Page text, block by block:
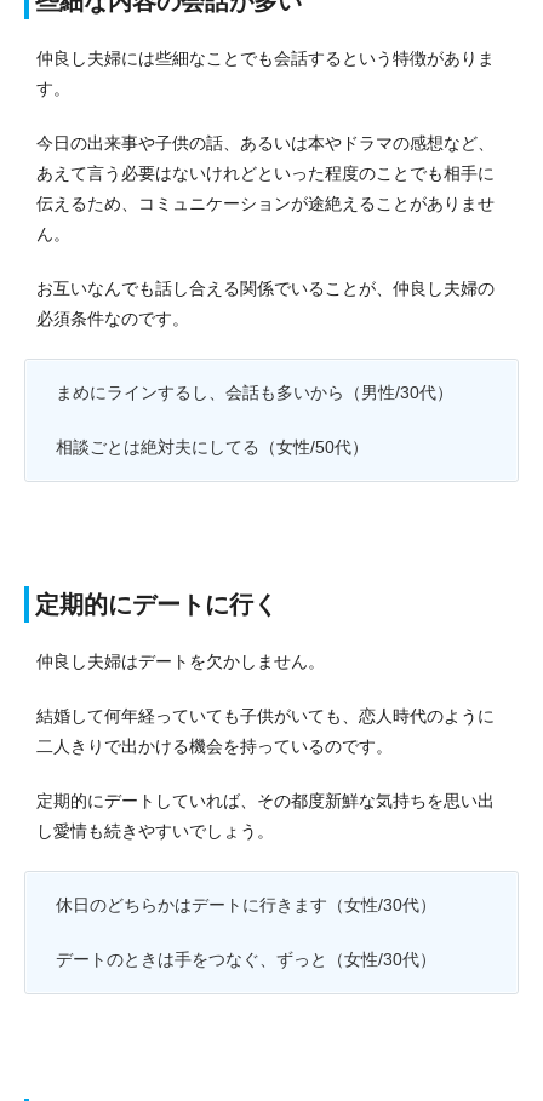
仲良し夫婦には些細なことでも会話するという特徴がありま
す。
今日の出来事や子供の話、あるいは本やドラマの感想など、
あえて言う必要はないけれどといった程度のことでも相手に
伝えるため、コミュニケーションが途絶えることがありませ
ん。
お互いなんでも話し合える関係でいることが、仲良し夫婦の
必須条件なのです。
まめにラインするし、会話も多いから（男性/30代）
相談ごとは絶対夫にしてる（女性/50代）
定期的にデートに行く
仲良し夫婦はデートを欠かしません。
結婚して何年経っていても子供がいても、恋人時代のように
二人きりで出かける機会を持っているのです。
定期的にデートしていれば、その都度新鮮な気持ちを思い出
し愛情も続きやすいでしょう。
休日のどちらかはデートに行きます（女性/30代）
デートのときは手をつなぐ、ずっと（女性/30代）